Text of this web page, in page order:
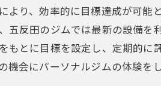
より、効率的に目標達成が可
五反田のジムでは最新の設備
もとに目標を設定し、定期的
会にパーソナルジムの体験を